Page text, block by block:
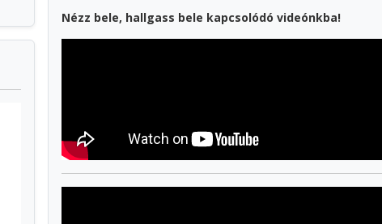
Nézz bele, hallgass bele kapcsolódó videónkba!